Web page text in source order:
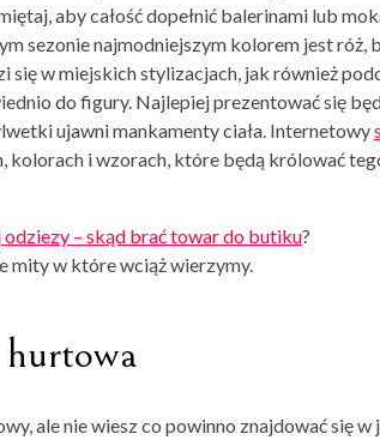
aby całość dopełnić balerinami lub
sezonie najmodniejszym kolorem jest róż,
w miejskich stylizacjach, jak również
do figury. Najlepiej prezentować się
ujawni mankamenty ciała. Internetowy
kolorach i wzorach, które będą królować
– skąd brać towar do butiku?
mity w które wciąż wierzymy.
ale nie wiesz co powinno znajdować się w